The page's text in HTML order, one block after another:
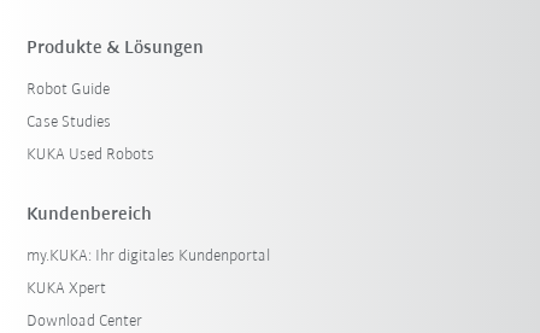
Produkte & Lösungen
Robot Guide
Case Studies
KUKA Used Robots
Kundenbereich
my.KUKA: Ihr digitales Kundenportal
KUKA Xpert
Download Center